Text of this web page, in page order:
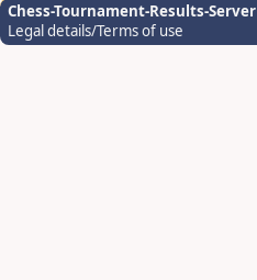
Chess-Tournament-Results-Server
Legal details/Terms of use